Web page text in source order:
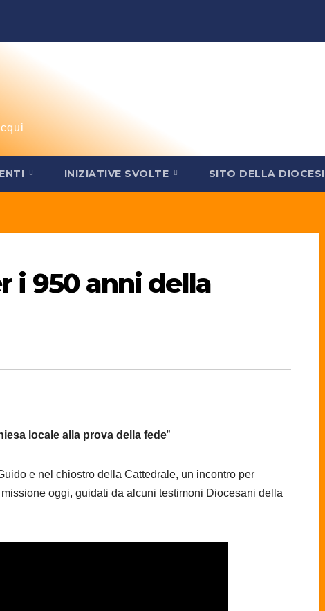
INIZIATIVE SVOLTE SITO DELLA DIOCESI
i 950 anni della
locale alla prova della fede”
e nel chiostro della Cattedrale, un incontro per
oggi, guidati da alcuni testimoni Diocesani della